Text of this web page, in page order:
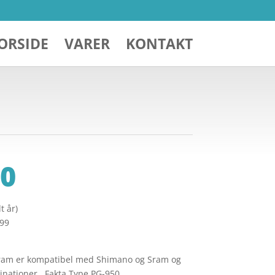
VARER KONTAKT
år)
er kompatibel med Shimano og Sram og